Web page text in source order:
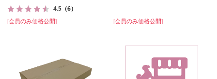
4.5 （6）
[会員のみ価格公開] [会員のみ価格公開]